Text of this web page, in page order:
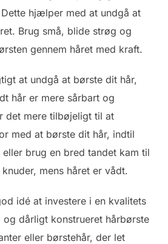
hjælper med at undgå at
Brug små, blide strøg og
gennem håret med kraft.
at undgå at børste dit hår,
hår er mere sårbart og
det mere tilbøjeligt til at
med at børste dit hår, indtil
brug en bred tandet kam til
mens håret er vådt.
idé at investere i en kvalitets
og dårligt konstrueret hårbørste
eller børstehår, der let